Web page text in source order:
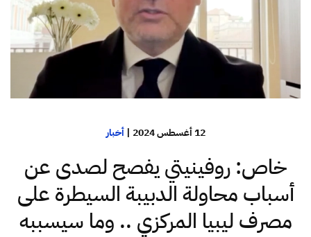
12 أغسطس 2024 |أخبار
خاص: روفينيتي يفصح لصدى عن
أسباب محاولة الدبيبة السيطرة على
مصرف ليبيا المركزي .. وما سيسببه